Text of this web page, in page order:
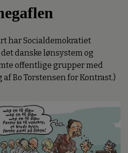
har Socialdemokratiet
danske lønsystem og
offentlige grupper med
Bo Torstensen for Kontrast.)